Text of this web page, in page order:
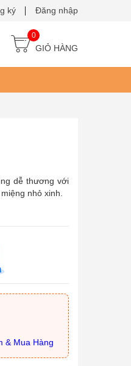
ký Đăng nhập
0
GIỎ HÀNG
dễ thương với
nhỏ xinh.
& Mua Hàng